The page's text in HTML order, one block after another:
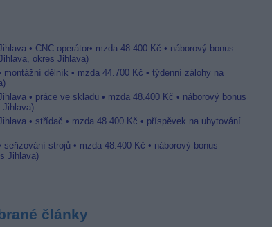
• CNC operátor• mzda 48.400 Kč • náborový bonus
okres Jihlava)
montážní dělník • mzda 44.700 Kč • týdenní zálohy na
• práce ve skladu • mzda 48.400 Kč • náborový bonus
Jihlava)
• střídač • mzda 48.400 Kč • příspěvek na ubytování
seřizování strojů • mzda 48.400 Kč • náborový bonus
Jihlava)
články